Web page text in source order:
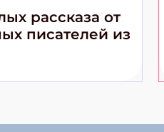
рассказа от
писателей из